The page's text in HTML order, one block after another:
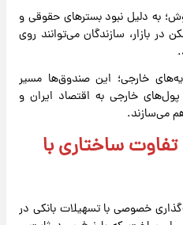
به دلیل نبود بسترهای حقوقی و
بازار، سازندگان می‌توانند روی
خارجی؛ این صندوق‌ها مسیر
خارجی به اقتصاد ایران و
می‌سازند.
ساختاری با
خصوصی با تسهیلات بانکی در